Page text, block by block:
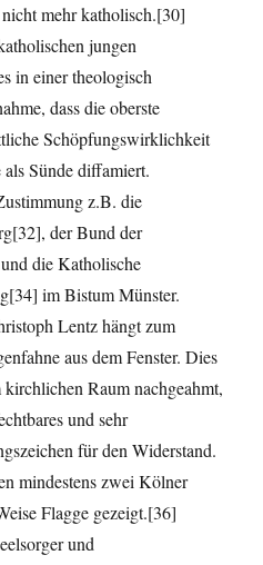
mehr katholisch.[30]
jungen
in einer theologisch
dass die oberste
Schöpfungswirklichkeit
Sünde diffamiert.
z.B. die
der Bund der
die Katholische
im Bistum Münster.
Lentz hängt zum
aus dem Fenster. Dies
Raum nachgeahmt,
und sehr
für den Widerstand.
mindestens zwei Kölner
Flagge gezeigt.[36]
und